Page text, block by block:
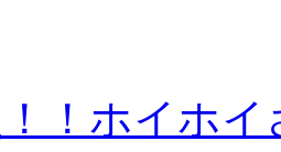
！ホイホイ